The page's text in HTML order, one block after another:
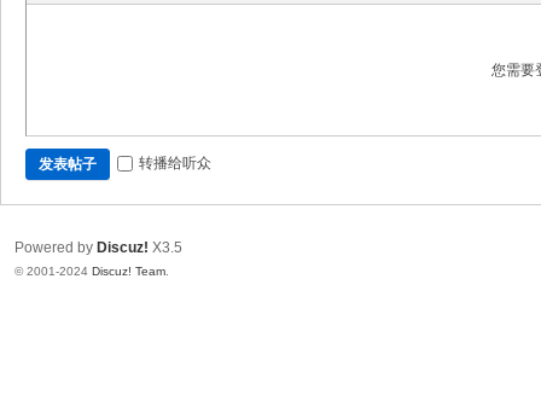
您需要
发表帖子 转播给听众
Powered by Discuz! X3.5
© 2001-2024 Discuz! Team